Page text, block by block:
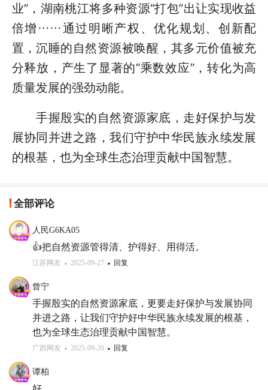
业”，湖南桃江将多种资源“打包”出让实现收益
倍增……通过明晰产权、优化规划、创新配
置，沉睡的自然资源被唤醒，其多元价值被充
分释放，产生了显著的“乘数效应”，转化为高
质量发展的强劲动能。
手握殷实的自然资源家底，走好保护与发
展协同并进之路，我们守护中华民族永续发展
的根基，也为全球生态治理贡献中国智慧。
全部评论
人民G6KA05
👍把自然资源管得清、护得好、用得活。
江苏网友 2025-09-27 回复
曾宁
手握殷实的自然资源家底，更要走好保护与发展协同
并进之路，让我们守护好中华民族永续发展的根基，
也为全球生态治理贡献中国智慧。
广西网友 2025-09-20 回复
谭柏